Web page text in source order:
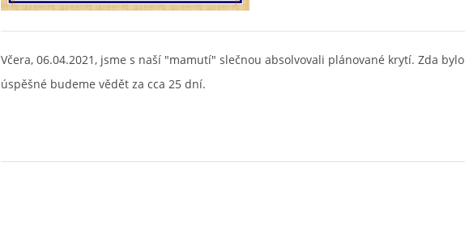
Včera, 06.04.2021, jsme s naší "mamutí" slečnou absolvovali plánované krytí. Zda bylo
úspěšné budeme vědět za cca 25 dní.